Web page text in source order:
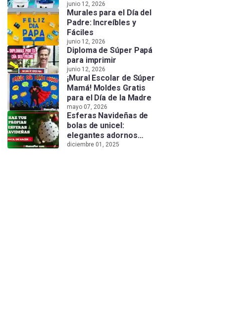
junio 12, 2026
Murales para el Día del
Padre: Increíbles y
Fáciles
junio 12, 2026
Diploma de Súper Papá
para imprimir
junio 12, 2026
¡Mural Escolar de Súper
Mamá! Moldes Gratis
para el Día de la Madre
mayo 07, 2026
Esferas Navideñas de
bolas de unicel:
elegantes adornos
hechos a mano
diciembre 01, 2025